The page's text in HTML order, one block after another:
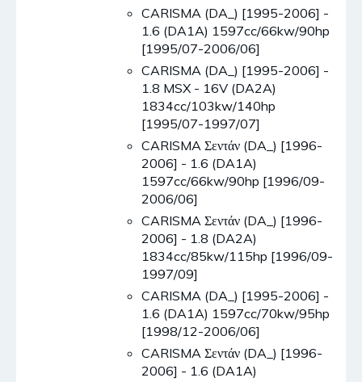
CARISMA (DA_) [1995-2006] -
1.6 (DA1A) 1597cc/66kw/90hp
[1995/07-2006/06]
CARISMA (DA_) [1995-2006] -
1.8 MSX - 16V (DA2A)
1834cc/103kw/140hp
[1995/07-1997/07]
CARISMA Σεντάν (DA_) [1996-
2006] - 1.6 (DA1A)
1597cc/66kw/90hp [1996/09-
2006/06]
CARISMA Σεντάν (DA_) [1996-
2006] - 1.8 (DA2A)
1834cc/85kw/115hp [1996/09-
1997/09]
CARISMA (DA_) [1995-2006] -
1.6 (DA1A) 1597cc/70kw/95hp
[1998/12-2006/06]
CARISMA Σεντάν (DA_) [1996-
2006] - 1.6 (DA1A)